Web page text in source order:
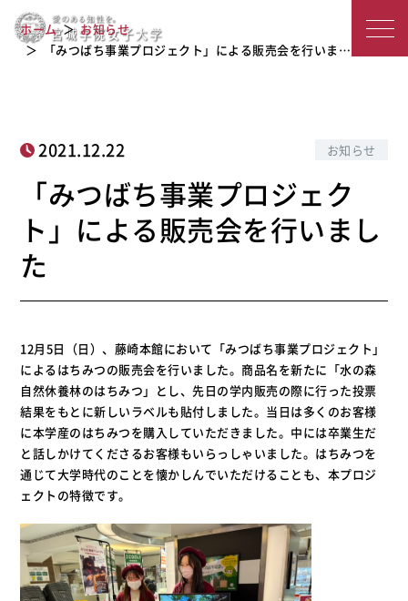
城
子
大
「みつばち事業プロジェクト」による
販売会を行いました
ホーム
お知らせ
「みつばち事業プロジェクト」による販売会を行いま…
2021.12.22 お知らせ
「みつばち事業プロジェク
ト」による販売会を行いまし
た
12月5日（日）、藤崎本館において「みつばち事業プロジェクト」
によるはちみつの販売会を行いました。商品名を新たに「水の森
自然休養林のはちみつ」とし、先日の学内販売の際に行った投票
結果をもとに新しいラベルも貼付しました。当日は多くのお客様
に本学産のはちみつを購入していただきました。中には卒業生だ
と話しかけてくださるお客様もいらっしゃいました。はちみつを
通じて大学時代のことを懐かしんでいただけることも、本プロジ
ェクトの特徴です。